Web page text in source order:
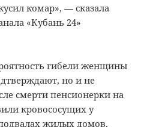
комар», — сказала
«Кубань 24»
гибели женщины
но и не
смерти пенсионерки на
кровососущих у
жилых домов.